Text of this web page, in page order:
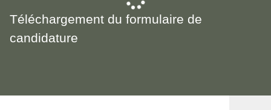
Téléchargement du formulaire de
candidature